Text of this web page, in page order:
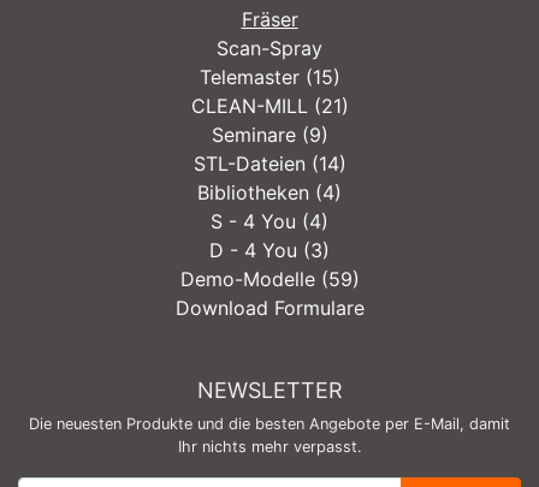
Fräser
Scan-Spray
Telemaster (15)
CLEAN-MILL (21)
Seminare (9)
STL-Dateien (14)
Bibliotheken (4)
S - 4 You (4)
D - 4 You (3)
Demo-Modelle (59)
Download Formulare
NEWSLETTER
Die neuesten Produkte und die besten Angebote per E-Mail, damit
Ihr nichts mehr verpasst.